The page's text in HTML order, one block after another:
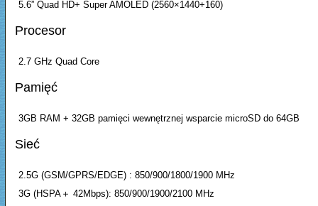
5.6” Quad HD+ Super AMOLED (2560×1440+160)
Procesor
2.7 GHz Quad Core
Pamięć
3GB RAM + 32GB pamięci wewnętrznej wsparcie microSD do 64GB
Sieć
2.5G (GSM/GPRS/EDGE) : 850/900/1800/1900 MHz
3G (HSPA＋ 42Mbps): 850/900/1900/2100 MHz